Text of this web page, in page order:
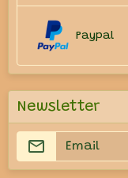
Paypal
Newsletter